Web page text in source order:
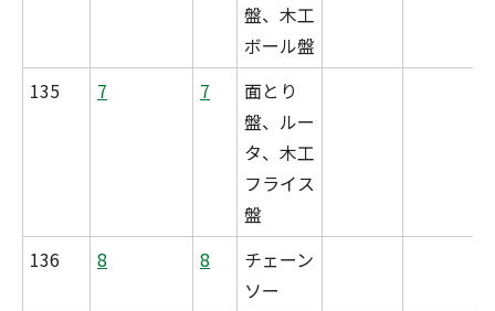
盤、木工
ボール盤
135 7 7
面とり
盤、ルー
タ、木工
フライス
盤
136 8 8
チェーン
ソー